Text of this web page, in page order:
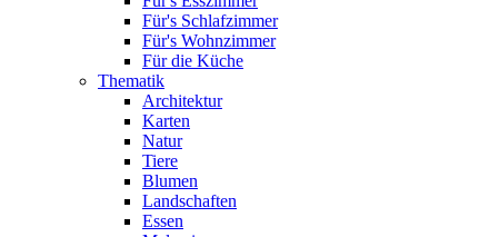
Für's Schlafzimmer
Für's Wohnzimmer
Für die Küche
Thematik
Architektur
Karten
Natur
Tiere
Blumen
Landschaften
Essen